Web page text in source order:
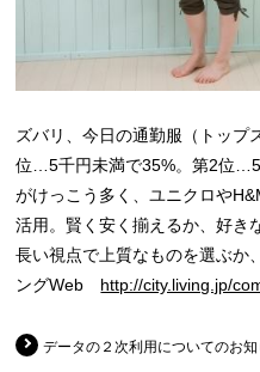
ズバリ、今日の通勤服（トッ
位…5千円未満で35%。第2位
がけっこう多く、ユニクロや
活用。賢く安く揃えるか、好き
長い視点で上質なものを選ぶか
ングWeb http://city.living.jp/
データの２次利用についてのお